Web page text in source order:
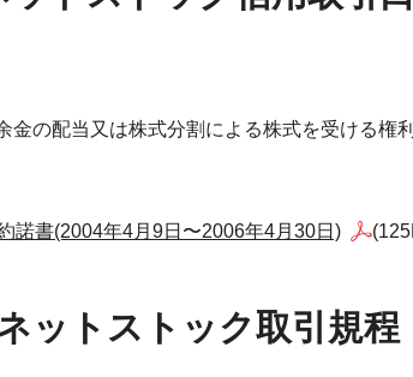
金の配当又は株式分割による株式を受ける権
諾書(2004年4月9日〜2006年4月30日)
ットストック取引規程